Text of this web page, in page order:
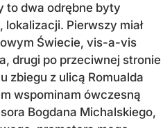
to dwa odrębne byty
Pierwszy miał
Świecie, vis-a-vis
drugi po przeciwnej stronie
zbiegu z ulicą Romualda
wspominam ówczesną
Bogdana Michalskiego,